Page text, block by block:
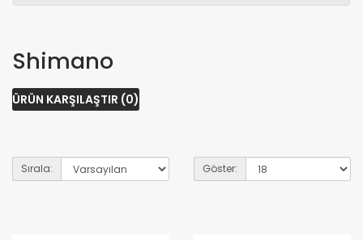
Shimano
ÜRÜN KARŞILAŞTIR (0)
Sırala: Göster: